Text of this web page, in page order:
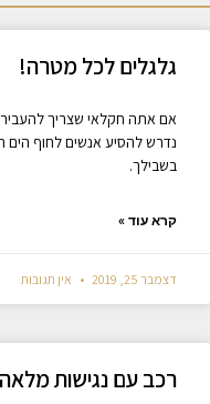
גלגלים לכל מטרה!
אם אתה חקלאי שצריך להעביר
נדרש להסיע אנשים לחוף הים
בשבילך.
קרא עוד »
דצמבר 25, 2019 אין תגובות
רכב עם נגישות מלאה